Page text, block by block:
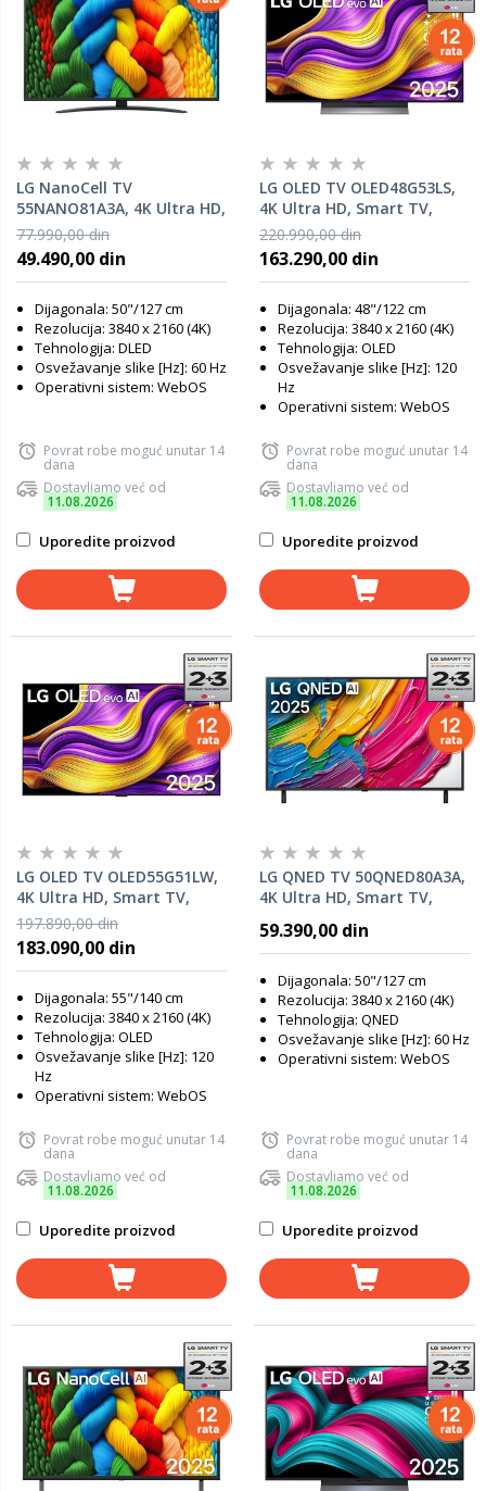
LG NanoCell TV
55NANO81A3A, 4K Ultra HD,
Smart TV, WebOS, HDR10,
α7 AI Processor 4K Gen8,
Magic Remote
77.990,00 din
49.490,00 din
Dijagonala: 50"/127 cm
Rezolucija: 3840 x 2160 (4K)
Tehnologija: DLED
Osvežavanje slike [Hz]: 60 Hz
Operativni sistem: WebOS
Povrat robe moguć unutar 14
dana
Dostavljamo već od
11.08.2026
Uporedite proizvod
LG OLED TV OLED48G53LS,
4K Ultra HD, Smart TV,
WebOS, HDR10, α11 AI
Processor 4K Gen2, Magic
Remote
220.990,00 din
163.290,00 din
Dijagonala: 48"/122 cm
Rezolucija: 3840 x 2160 (4K)
Tehnologija: OLED
Osvežavanje slike [Hz]: 120
Hz
Operativni sistem: WebOS
Povrat robe moguć unutar 14
dana
Dostavljamo već od
11.08.2026
Uporedite proizvod
LG OLED TV OLED55G51LW,
4K Ultra HD, Smart TV,
WebOS, HDR10, α11 AI
Processor 4K Gen2, Magic
Remote
197.890,00 din
183.090,00 din
Dijagonala: 55"/140 cm
Rezolucija: 3840 x 2160 (4K)
Tehnologija: OLED
Osvežavanje slike [Hz]: 120
Hz
Operativni sistem: WebOS
Povrat robe moguć unutar 14
dana
Dostavljamo već od
11.08.2026
Uporedite proizvod
LG QNED TV 50QNED80A3A,
4K Ultra HD, Smart TV,
Processor 4K Gen8, Magic
Remote
59.390,00 din
Dijagonala: 50"/127 cm
Rezolucija: 3840 x 2160 (4K)
Tehnologija: QNED
Osvežavanje slike [Hz]: 60 Hz
Operativni sistem: WebOS
Povrat robe moguć unutar 14
dana
Dostavljamo već od
11.08.2026
Uporedite proizvod